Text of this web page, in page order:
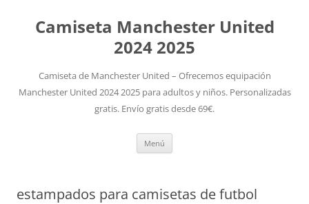
Camiseta Manchester United
2024 2025
Camiseta de Manchester United – Ofrecemos equipación
Manchester United 2024 2025 para adultos y niños. Personalizadas
gratis. Envío gratis desde 69€.
Menú
estampados para camisetas de futbol